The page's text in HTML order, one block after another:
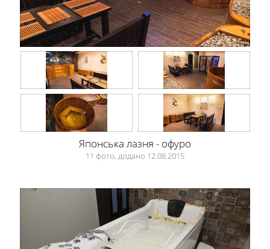
Японська лазня - офуро
11 фото, додано 12.08.2015